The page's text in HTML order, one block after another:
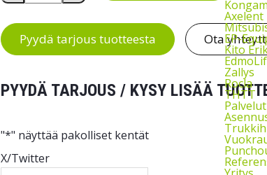
Axelent
EP-
Kito
Zallys
Rocla
THTT
Palvelut
Pyydä tarjous tuotteesta Ota
PYYDÄ TARJOUS / KYSY LISÄÄ
"*" näyttää pakolliset kentät
X/Twitter